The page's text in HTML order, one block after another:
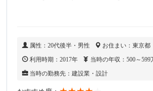
属性：20代後半・男性
お住まい：東京都
利用時期：2017年
当時の年収：500～599
当時の勤務先：建設業・設計